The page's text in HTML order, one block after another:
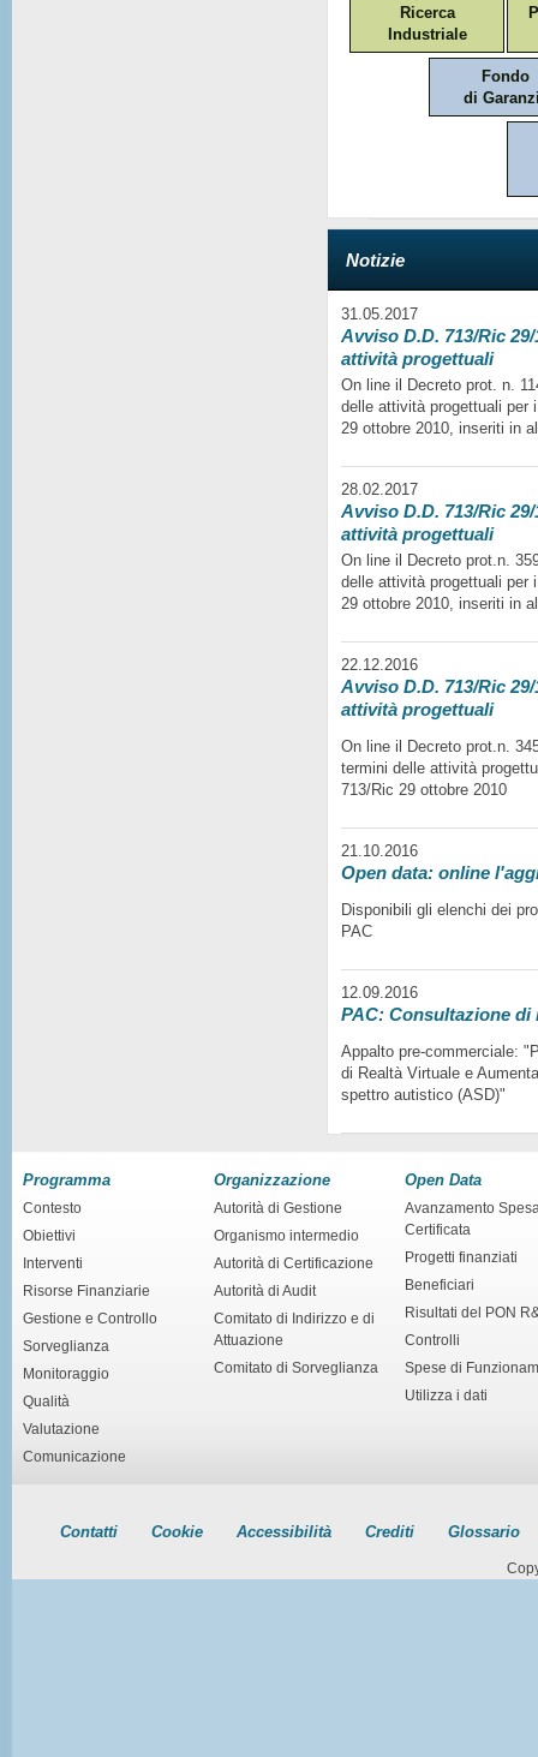
Ricerca
Industriale
Fondo
di
Notizie
31.05.2017
Avviso D.D. 713/Ric
attività progettuali
On line il Decreto prot. n.
delle attività progettuali per
29 ottobre 2010, inseriti in
28.02.2017
Avviso D.D. 713/Ric
attività progettuali
On line il Decreto prot.n.
delle attività progettuali per
29 ottobre 2010, inseriti in
22.12.2016
Avviso D.D. 713/Ric
attività progettuali
On line il Decreto prot.n.
termini delle attività
713/Ric 29 ottobre 2010
21.10.2016
Open data: online
Disponibili gli elenchi dei
PAC
12.09.2016
PAC: Consultazione di
Appalto pre-commerciale:
di Realtà Virtuale e
spettro autistico (ASD)"
Programma
Contesto
Obiettivi
Interventi
Risorse Finanziarie
Gestione e Controllo
Sorveglianza
Monitoraggio
Qualità
Valutazione
Comunicazione
Organizzazione
Autorità di Gestione
Organismo intermedio
Autorità di Certificazione
Autorità di Audit
Comitato di Indirizzo e di
Attuazione
Comitato di Sorveglianza
Open Data
Avanzamento
Certificata
Progetti finanziati
Beneficiari
Risultati del PON
Controlli
Spese di
Utilizza i dati
Contatti Cookie Accessibilità Crediti Glossario